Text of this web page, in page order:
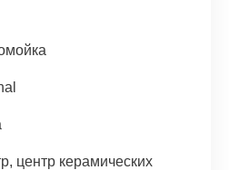
центр керамических